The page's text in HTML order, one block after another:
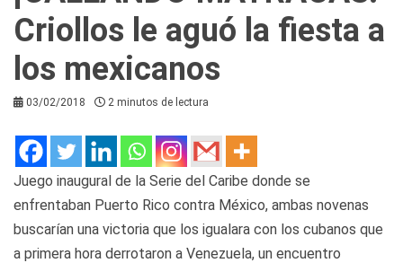
Criollos le aguó la fiesta a
los mexicanos
03/02/2018 2 minutos de lectura
Juego inaugural de la Serie del Caribe donde se
enfrentaban Puerto Rico contra México, ambas novenas
buscarían una victoria que los igualara con los cubanos que
a primera hora derrotaron a Venezuela, un encuentro